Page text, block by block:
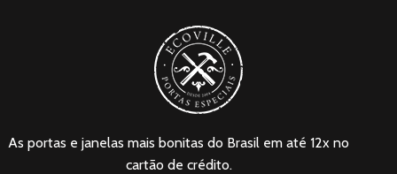
As portas e janelas mais bonitas do Brasil em até 12x no
cartão de crédito.